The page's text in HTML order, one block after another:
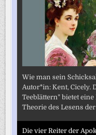
Wie man sein
Autor*in: Kent, Cicely.
Teeblättern" bietet
Theorie des Lesens der
Die vier Reiter der